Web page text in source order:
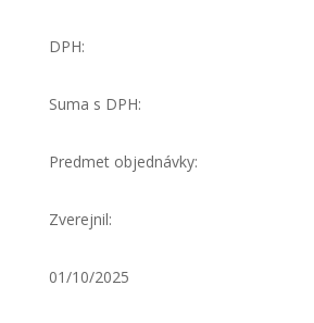
DPH:
Suma s DPH:
Predmet objednávky:
Zverejnil:
01/10/2025